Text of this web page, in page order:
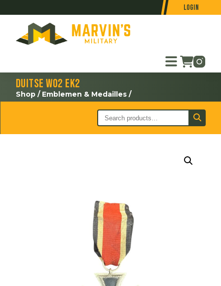
Login
Duitse WO2 EK2
Shop / Emblemen & Medailles /